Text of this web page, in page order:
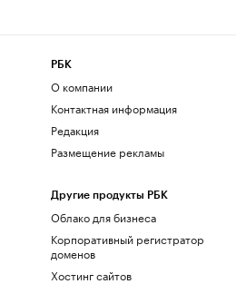
РБК
О компании
Контактная информация
Редакция
Размещение рекламы
Другие продукты РБК
Облако для бизнеса
Корпоративный регистратор
доменов
Хостинг сайтов